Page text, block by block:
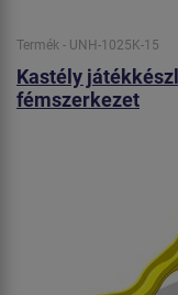
Termék - UNH-1025K-15
Kastély
fémszerkezet